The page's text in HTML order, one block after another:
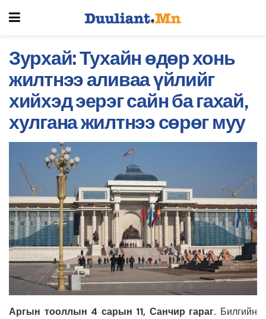
Зурхай: Тухайн өдөр хонь
жилтнээ аливаа үйлийг
хийхэд эерэг сайн ба гахай,
хулгана жилтнээ сөрөг муу
Аргын тооллын 4 сарын 11, Санчир гараг. Билгийн